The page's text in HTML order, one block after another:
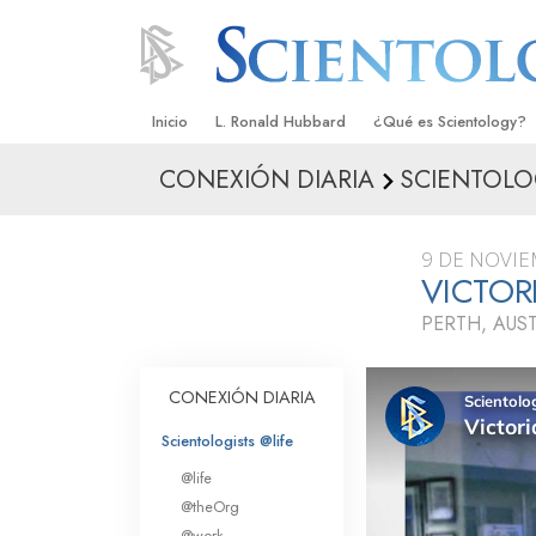
Inicio L. Ronald Hubbard ¿Qué es Scientology?
Creencias y Prácticas
Qué dicen los
Scientology
Conoce a un
Dentro de una Iglesia
Los Principios
Una Introducción a
CONEXIÓN DIARIA
9 DE
PERTH,
CONEXIÓN DIARIA
Scientologists @life
@life
@theOrg